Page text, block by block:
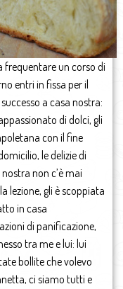
frequentare un corso di
entri in fissa per il
a casa nostra:
di dolci, gli
con il fine
le delizie di
non c’è mai
lezione, gli è scoppiata
in casa
di panificazione,
tra me e lui: lui
bollite che volevo
ci siamo tutti e